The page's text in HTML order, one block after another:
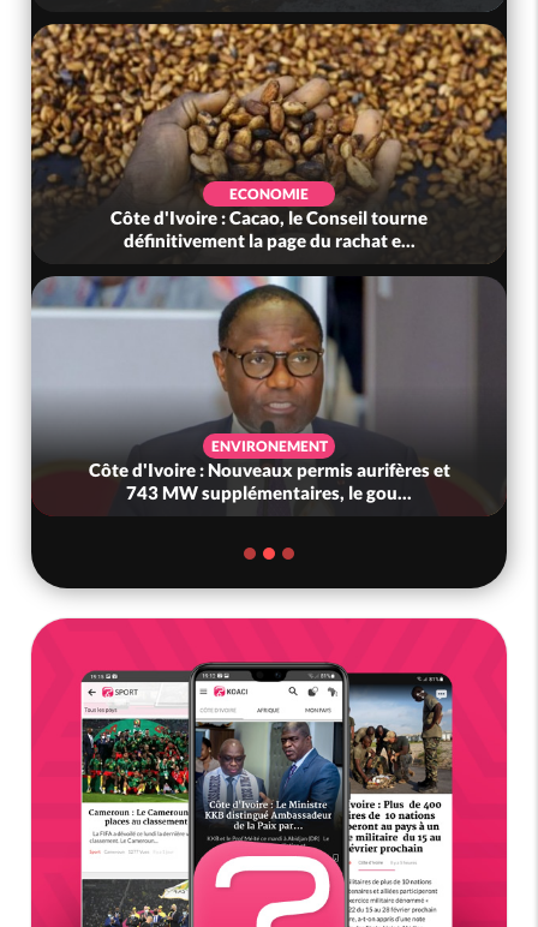
ECONOMIE
Côte d'Ivoire : Cacao, le Conseil tourne
définitivement la page du rachat e...
ENVIRONEMENT
Côte d'Ivoire : Nouveaux permis aurifères et
743 MW supplémentaires, le gou...